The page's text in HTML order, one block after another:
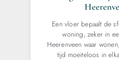
Een vloer bepaalt de
woning, zeker in
Heerenveen waar
tijd moeiteloos in